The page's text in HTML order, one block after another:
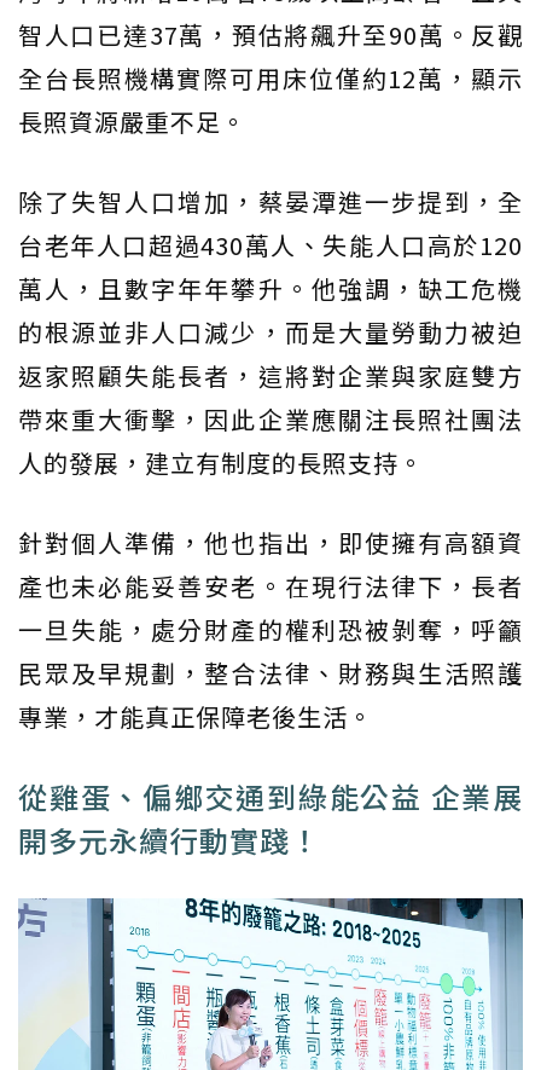
智人口已達37萬，預估將飆升至90萬。反觀
全台長照機構實際可用床位僅約12萬，顯示
長照資源嚴重不足。
除了失智人口增加，蔡晏潭進一步提到，全
台老年人口超過430萬人、失能人口高於120
萬人，且數字年年攀升。他強調，缺工危機
的根源並非人口減少，而是大量勞動力被迫
返家照顧失能長者，這將對企業與家庭雙方
帶來重大衝擊，因此企業應關注長照社團法
人的發展，建立有制度的長照支持。
針對個人準備，他也指出，即使擁有高額資
產也未必能妥善安老。在現行法律下，長者
一旦失能，處分財產的權利恐被剝奪，呼籲
民眾及早規劃，整合法律、財務與生活照護
專業，才能真正保障老後生活。
從雞蛋、偏鄉交通到綠能公益 企業展
開多元永續行動實踐！